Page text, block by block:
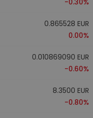
0.865528 EUR
0.00%
0.010869090 EUR
-0.60%
8.3500 EUR
-0.80%